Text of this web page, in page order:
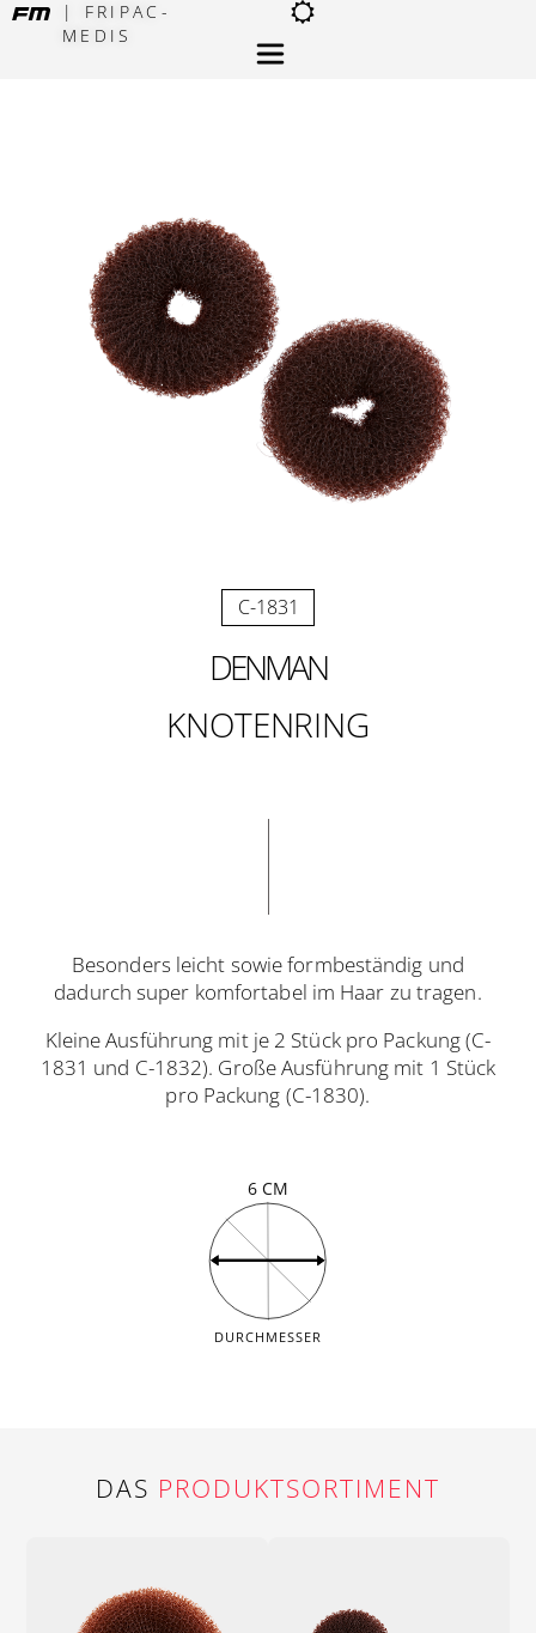
| FRIPAC-
MEDIS
C-1831
DENMAN
KNOTENRING
Besonders leicht sowie formbeständig und
dadurch super komfortabel im Haar zu tragen.
Kleine Ausführung mit je 2 Stück pro Packung (C-
1831 und C-1832). Große Ausführung mit 1 Stück
pro Packung (C-1830).
6 CM
DURCHMESSER
DAS PRODUKTSORTIMENT